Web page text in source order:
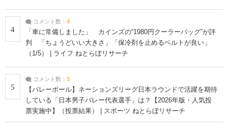
4
コメント数： 4
「車に常備しました」 カインズの“1980円クーラーバッグ”が評
判 「ちょうどいい大きさ」「保冷剤を止めるベルトが良い」
（1/5） | ライフ ねとらぼリサーチ
5
コメント数： 3
【バレーボール】ネーションズリーグ日本ラウンドで活躍を期待
している「日本男子バレー代表選手」は？【2026年版・人気投
票実施中】（投票結果） | スポーツ ねとらぼリサーチ